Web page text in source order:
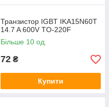
Транзистор IGBT IKA15N60T
14.7 A 600V TO-220F
Більше 10 од.
72 ₴
Купити